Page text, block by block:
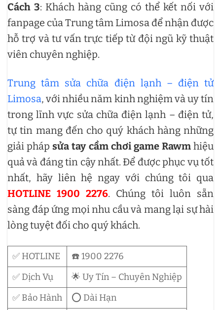
Cách 3: Khách hàng cũng có thể kết nối với
fanpage của Trung tâm Limosa để nhận được
hỗ trợ và tư vấn trực tiếp từ đội ngũ kỹ thuật
viên chuyên nghiệp.
Trung tâm sửa chữa điện lạnh – điện tử
Limosa, với nhiều năm kinh nghiệm và uy tín
trong lĩnh vực sửa chữa điện lạnh – điện tử,
tự tin mang đến cho quý khách hàng những
giải phápsửa tay cầm chơi game Rawmhiệu
quả và đáng tin cậy nhất. Để được phục vụ tốt
nhất, hãy liên hệ ngay với chúng tôi qua
HOTLINE 1900 2276. Chúng tôi luôn sẵn
sàng đáp ứng mọi nhu cầu và mang lại sự hài
lòng tuyệt đối cho quý khách.
✅ HOTLINE
☎️ 1900 2276
✅ Dịch Vụ
🌟 Uy Tín – Chuyên Nghiệp
✅ Bảo Hành
⭕ Dài Hạn